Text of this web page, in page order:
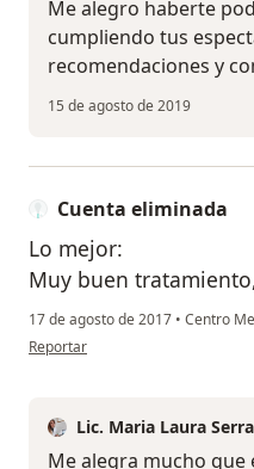
Me alegro haberte
cumpliendo tus
recomendaciones y
15 de agosto de 2019
Cuenta eliminada
Lo mejor:
Muy buen
17 de agosto de 2017 • Centro
en opinión del usuario Cuenta
Reportar
Lic. Maria Laura
Me alegra mucho